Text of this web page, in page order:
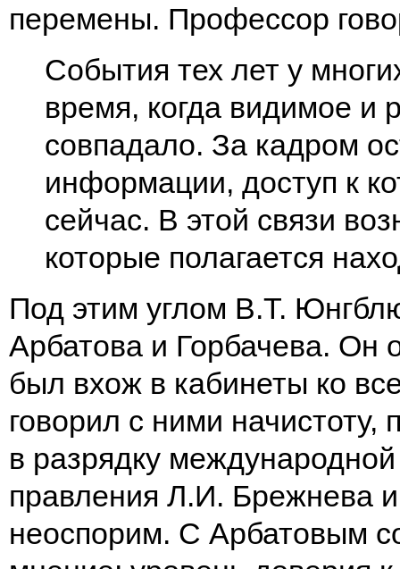
перемены. Профессор
События тех лет у
время, когда видимое
совпадало. За кадром
информации, доступ к
сейчас. В этой связи
которые полагается
Под этим углом В.Т.
Арбатова и Горбачева. Он
был вхож в кабинеты ко
говорил с ними
в разрядку
правления Л.И. Брежнева
неоспорим. С Арбатовым